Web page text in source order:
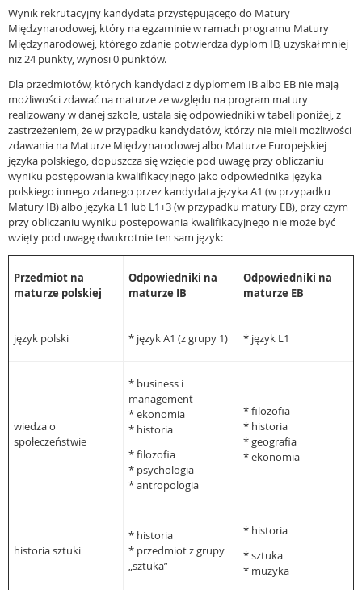
Wynik rekrutacyjny kandydata przystępującego do Matury
Międzynarodowej, który na egzaminie w ramach programu Matury
Międzynarodowej, którego zdanie potwierdza dyplom IB, uzyskał mniej
niż 24 punkty, wynosi 0 punktów.
Dla przedmiotów, których kandydaci z dyplomem IB albo EB nie mają
możliwości zdawać na maturze ze względu na program matury
realizowany w danej szkole, ustala się odpowiedniki w tabeli poniżej, z
zastrzeżeniem, że w przypadku kandydatów, którzy nie mieli możliwości
zdawania na Maturze Międzynarodowej albo Maturze Europejskiej
języka polskiego, dopuszcza się wzięcie pod uwagę przy obliczaniu
wyniku postępowania kwalifikacyjnego jako odpowiednika języka
polskiego innego zdanego przez kandydata języka A1 (w przypadku
Matury IB) albo języka L1 lub L1+3 (w przypadku matury EB), przy czym
przy obliczaniu wyniku postępowania kwalifikacyjnego nie może być
wzięty pod uwagę dwukrotnie ten sam język:
Przedmiot na
maturze polskiej
Odpowiedniki na
maturze IB
Odpowiedniki na
maturze EB
język polski * język A1 (z grupy 1) * język L1
wiedza o
społeczeństwie
* business i
management
* ekonomia
* historia
* filozofia
* psychologia
* antropologia
* filozofia
* historia
* geografia
* ekonomia
historia sztuki
* historia
* przedmiot z grupy
„sztuka”
* historia
* sztuka
* muzyka